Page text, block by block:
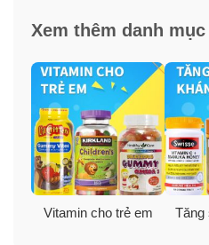
khó tiêu, kém hấp thu dinh
vận động, bơ phờ, đờ đẫn
Xem thêm danh
Vitamin cho trẻ em Tăng